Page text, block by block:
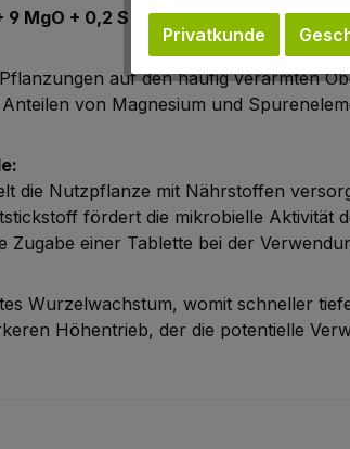
9 MgO + 0,2 S
auf den häufig verarmten
von Magnesium und
die Nutzpflanze mit Nährstoffen
fördert die mikrobielle Aktivität
Zugabe einer Tablette bei der
Wurzelwachstum, womit schneller
Höhentrieb, der die potentielle
Privatkunde